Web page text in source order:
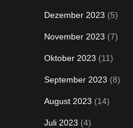
Dezember 2023 (5)
November 2023 (7)
Oktober 2023 (11)
September 2023 (8)
August 2023 (14)
Juli 2023 (4)